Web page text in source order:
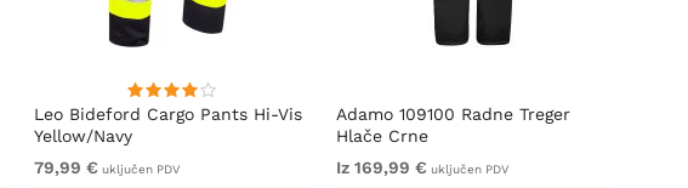
Leo Bideford Cargo Pants Hi-Vis
Yellow/Navy
79,99 € uključen PDV
Adamo 109100 Radne Treger
Hlače Crne
Iz 169,99 € uključen PDV